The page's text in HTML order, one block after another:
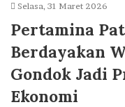
Selasa, 31 Maret 2026
Pertamina
Berdayakan
Gondok Jadi
Ekonomi